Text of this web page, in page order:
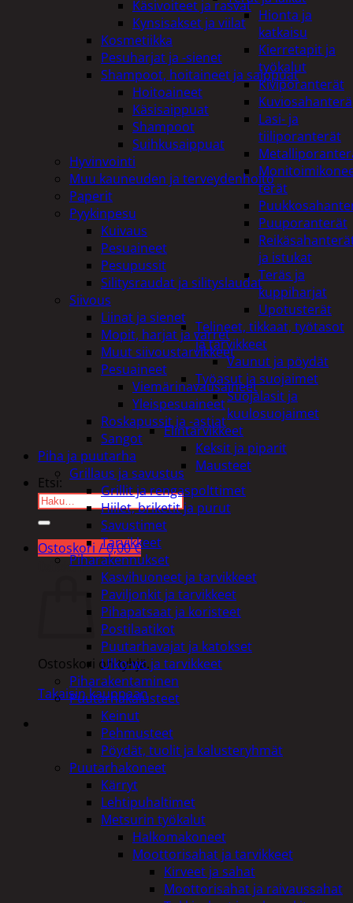
Hionta ja
katkaisu
Kierretapit ja
työkalut
Kiviporanterät
Kuviosahanterä
Lasi- ja
tiiliporanterät
terät
Puuporanterät
ja istukat
Teräs ja
kuppiharjat
Upotusterät
Telineet, tikkaat, työtasot
ja tarvikkeet
Vaunut ja pöydät
Työasut ja suojaimet
Suojalasit ja
kuulosuojaimet
Elintarvikkeet
Keksit ja piparit
Mausteet
Etsi:
Ostoskori /0,00€
Ostoskori
Ostoskori on tyhjä.
Takaisin kauppaan
Käsivoiteet ja rasvat
Kynsisakset ja viilat
Kosmetiikka
Pesuharjat ja -sienet
Shampoot, hoitaineet ja saippuat
Hoitoaineet
Käsisaippuat
Shampoot
Suihkusaippuat
Hyvinvointi
Muu kauneuden ja terveydenhoito
Paperit
Pyykinpesu
Kuivaus
Pesuaineet
Pesupussit
Silitysraudat ja silityslaudat
Siivous
Liinat ja sienet
Mopit, harjat ja varret
Muut siivoustarvikkeet
Pesuaineet
Viemärinavausaineet
Yleispesuaineet
Roskapussit ja -astiat
Sangot
Piha ja puutarha
Grillaus ja savustus
Grillit ja rengaspolttimet
Hiilet, briketit ja purut
Savustimet
Tarvikkeet
Piharakennukset
Kasvihuoneet ja tarvikkeet
Paviljonkit ja tarvikkeet
Pihapatsaat ja koristeet
Postilaatikot
Puutarhavajat ja katokset
Ulko-wc ja tarvikkeet
Piharakentaminen
Puutarhakalusteet
Keinut
Pehmusteet
Pöydät, tuolit ja kalusteryhmät
Puutarhakoneet
Kärryt
Lehtipuhaltimet
Metsurin työkalut
Halkomakoneet
Moottorisahat ja tarvikkeet
Kirveet ja sahat
Moottorisahat ja raivaussahat